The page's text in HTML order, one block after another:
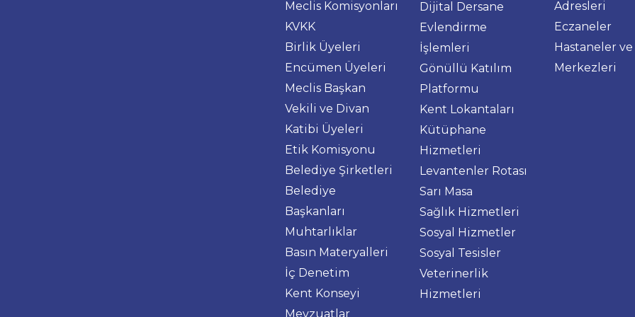
Meclis Komisyonları
KVKK
Birlik Üyeleri
Encümen Üyeleri
Meclis Başkan
Vekili ve Divan
Katibi Üyeleri
Etik Komisyonu
Belediye Şirketleri
Belediye
Başkanları
Muhtarlıklar
Basın Materyalleri
İç Denetim
Kent Konseyi
Mevzuatlar
Dijital Dersane
Evlendirme
İşlemleri
Gönüllü Katılım
Platformu
Kent Lokantaları
Kütüphane
Hizmetleri
Levantenler Rotası
Sarı Masa
Sağlık Hizmetleri
Sosyal Hizmetler
Sosyal Tesisler
Veterinerlik
Hizmetleri
Adresleri
Eczaneler
Hastaneler ve
Merkezleri